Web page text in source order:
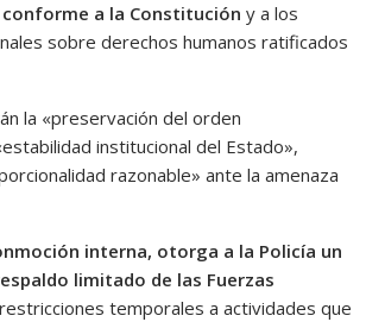
a la Constitución y a los
sobre derechos humanos ratificados
la «preservación del orden
institucional del Estado»,
razonable» ante la amenaza
interna, otorga a la Policía un
limitado de las Fuerzas
temporales a actividades que